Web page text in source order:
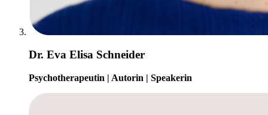
Dr. Eva Elisa Schneider
Psychotherapeutin | Autorin | Speakerin